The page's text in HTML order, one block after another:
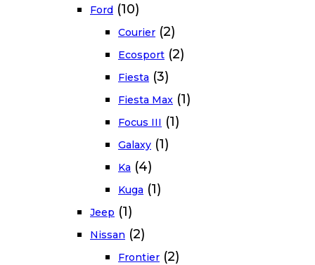
Ford (10)
Courier (2)
Ecosport (2)
Fiesta (3)
Fiesta Max (1)
Focus III (1)
Galaxy (1)
Ka (4)
Kuga (1)
Jeep (1)
Nissan (2)
Frontier (2)